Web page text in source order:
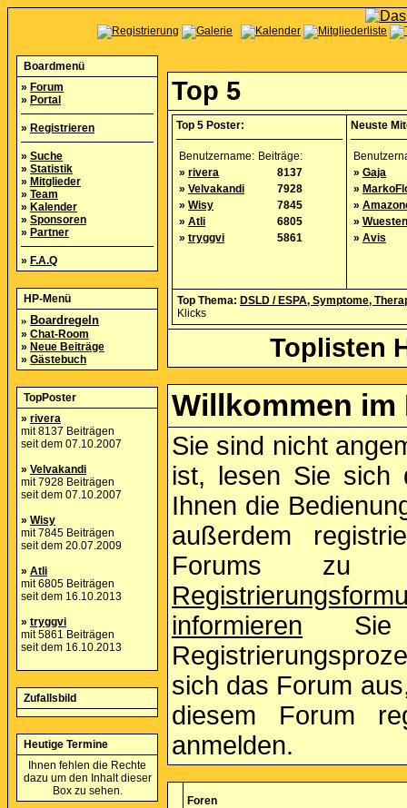
Boardmenü
» Forum
» Portal
» Registrieren
» Suche
» Statistik
» Mitglieder
» Team
» Kalender
» Sponsoren
» Partner
» F.A.Q
HP-Menü
» Boardregeln
» Chat-Room
» Neue Beiträge
» Gästebuch
TopPoster
» rivera
mit 8137 Beiträgen
seit dem 07.10.2007
» Velvakandi
mit 7928 Beiträgen
seit dem 07.10.2007
» Wisy
mit 7845 Beiträgen
seit dem 20.07.2009
» Atli
mit 6805 Beiträgen
seit dem 16.10.2013
» tryggvi
mit 5861 Beiträgen
seit dem 16.10.2013
Zufallsbild
Heutige Termine
Ihnen fehlen die Rechte
dazu um den Inhalt dieser
Box zu sehen.
Top 5
Top 5 Poster:
Benutzername: Beiträge:
» rivera
8137
» Velvakandi
7928
» Wisy
7845
» Atli
6805
» tryggvi 5861
Neuste
» Gaja
»
»
»
» Avis
Top Thema: DSLD / ESPA, Symptome,
Klicks
Toplisten
Willkommen im
Sie sind nicht
ist, lesen Sie
Ihnen die
außerdem
Forums zu
informieren Sie
sich das Forum
diesem Forum
anmelden.
Foren